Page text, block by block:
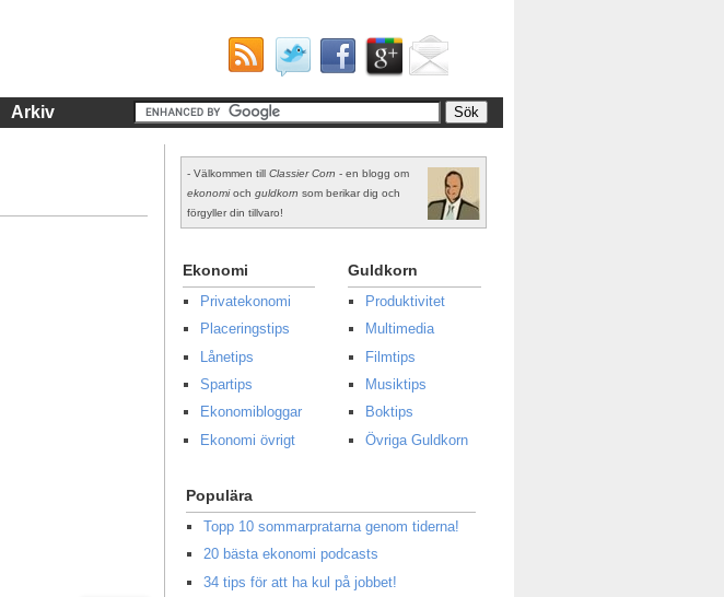
Arkiv
- Välkommen till Classier Corn - en blogg om
ekonomioch guldkorn som berikar dig och
förgyller din tillvaro!
Ekonomi
Privatekonomi
Placeringstips
Lånetips
Spartips
Ekonomibloggar
Ekonomi övrigt
Guldkorn
Produktivitet
Multimedia
Filmtips
Musiktips
Boktips
Övriga Guldkorn
Populära
Topp 10 sommarpratarna genom tiderna!
20 bästa ekonomi podcasts
34 tips för att ha kul på jobbet!